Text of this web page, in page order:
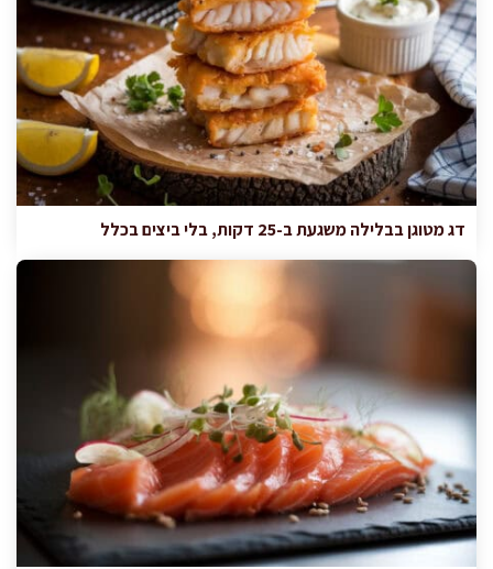
דג מטוגן בבלילה משגעת ב-25 דקות, בלי ביצים בכלל